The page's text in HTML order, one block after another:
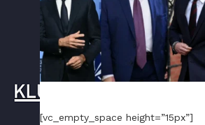
[vc_empty_space height=”15px”]